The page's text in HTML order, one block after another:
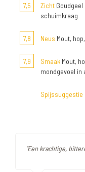
7,5
Zicht
schuimkraag
7,8 Neus Mout,
7,9 Smaak Mout,
mondgevoel in
Spijssuggestie
"Een krachtige,